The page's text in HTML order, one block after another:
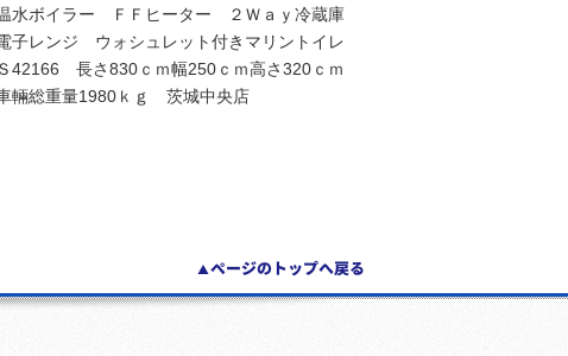
水ボイラー ＦＦヒーター ２Ｗａｙ冷蔵庫
子レンジ ウォシュレット付きマリントイレ
Ｓ42166 長さ830ｃｍ幅250ｃｍ高さ320ｃｍ
輛総重量1980ｋｇ 茨城中央店